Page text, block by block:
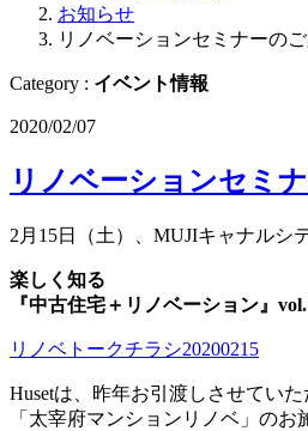
お知らせ
リノベーションセミナーの
Category : イベント情報
2020/02/07
リノベーションセミ
2月15日（土）、MUJIキャナルシ
楽しく知る
『中古住宅＋リノベーション』
リノベトークチラシ20200215
Husetは、昨年お引渡しさせていた
「太宰府マンションリノベ」のお